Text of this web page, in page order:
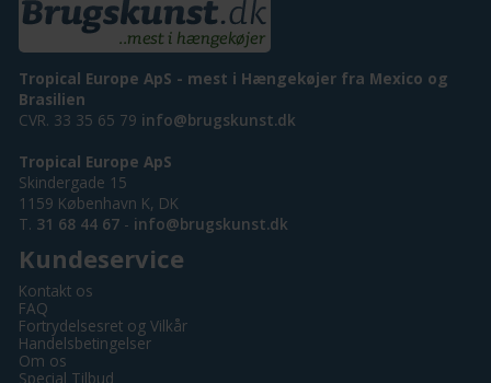
Tropical Europe ApS - mest i Hængekøjer fra Mexico og
Brasilien
CVR. 33 35 65 79 info@brugskunst.dk
Tropical Europe ApS
Skindergade 15
1159 København K, DK
T. 31 68 44 67 - info@brugskunst.dk
Kundeservice
Kontakt os
FAQ
Fortrydelsesret og Vilkår
Handelsbetingelser
Om os
Special Tilbud